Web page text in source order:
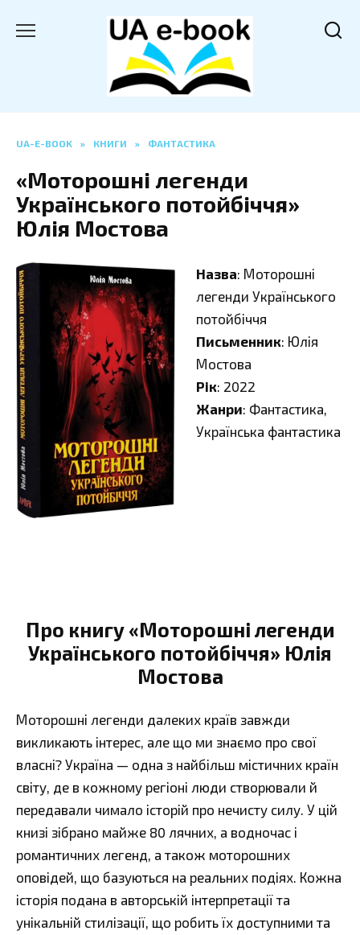
UA-E-BOOK » КНИГИ » ФАНТАСТИКА
«Моторошні легенди
Українського потойбіччя»
Юлія Мостова
Назва: Моторошні
легенди Українського
потойбіччя
Письменник: Юлія
Мостова
Рік: 2022
Жанри: Фантастика,
Українська фантастика
Про книгу «Моторошні легенди
Українського потойбіччя» Юлія
Мостова
Моторошні легенди далеких країв завжди
викликають інтерес, але що ми знаємо про свої
власні? Україна — одна з найбільш містичних країн
світу, де в кожному регіоні люди створювали й
передавали чимало історій про нечисту силу. У цій
книзі зібрано майже 80 лячних, а водночас і
романтичних легенд, а також моторошних
оповідей, що базуються на реальних подіях. Кожна
історія подана в авторській інтерпретації та
унікальній стилізації, що робить їх доступними та